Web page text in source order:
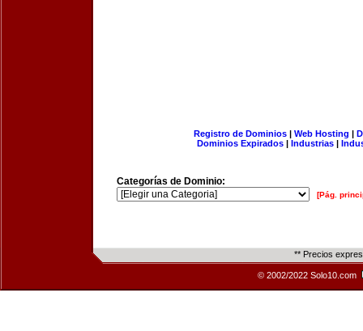
Registro de Dominios| Web Hosting |
Dominios Expirados | Industrias |
Categorías de Dominio:
[Pág.
** Precios
© 2002/2022 Solo10.com